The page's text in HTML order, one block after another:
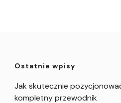
Ostatnie wpisy
Jak skutecznie
kompletny przewodnik